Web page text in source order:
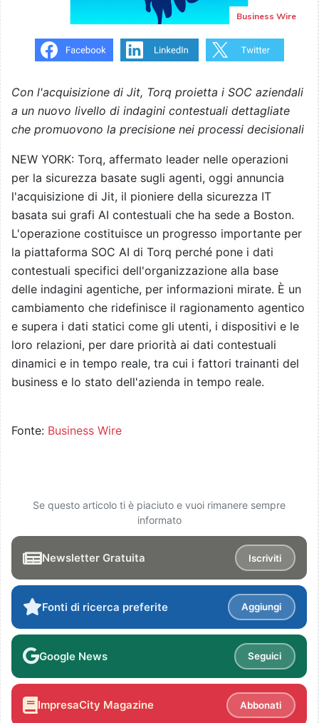
Business Wire
Con l'acquisizione di Jit, Torq proietta i SOC aziendali
a un nuovo livello di indagini contestuali dettagliate
che promuovono la precisione nei processi decisionali
NEW YORK: Torq, affermato leader nelle operazioni
per la sicurezza basate sugli agenti, oggi annuncia
l'acquisizione di Jit, il pioniere della sicurezza IT
basata sui grafi AI contestuali che ha sede a Boston.
L'operazione costituisce un progresso importante per
la piattaforma SOC AI di Torq perché pone i dati
contestuali specifici dell'organizzazione alla base
delle indagini agentiche, per informazioni mirate. È un
cambiamento che ridefinisce il ragionamento agentico
e supera i dati statici come gli utenti, i dispositivi e le
loro relazioni, per dare priorità ai dati contestuali
dinamici e in tempo reale, tra cui i fattori trainanti del
business e lo stato dell'azienda in tempo reale.
Fonte: Business Wire
Se questo articolo ti è piaciuto e vuoi rimanere sempre
informato
Newsletter Gratuita Iscriviti
Fonti di ricerca preferite Aggiungi
Google News Seguici
ImpresaCity Magazine Abbonati